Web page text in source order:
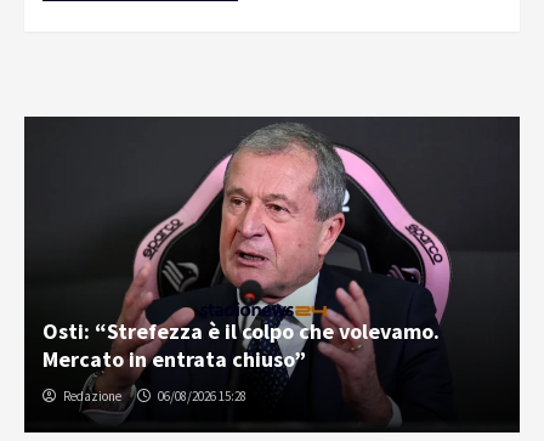
Osti: “Strefezza è il colpo che volevamo.
Mercato in entrata chiuso”
Redazione 06/08/2026 15:28